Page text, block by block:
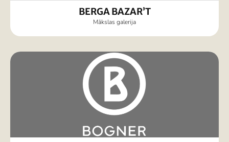
BERGA BAZAR’T
Mākslas galerija